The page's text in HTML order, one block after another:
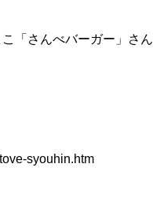
「さんべバーガー」さ
syouhin.htm